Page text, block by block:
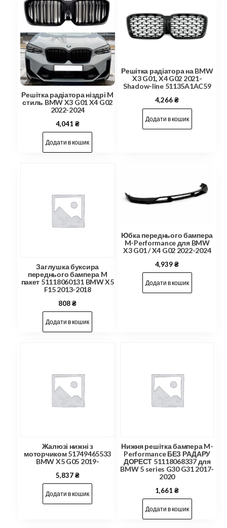
Решітка радіатора ніздрі M
стиль BMW X3 G01 X4 G02
2022-2024
4,041 ₴
Додати в кошик
Решітка радіатора на BMW
X3 G01, X4 G02 2021-
Shadow-line 51135A1AC59
4,266₴
Додати в кошик
Заглушка буксира
переднього бампера M
пакет 51118060131 BMW X5
F15 2013-2018
808₴
Додати в кошик
Юбка переднього бампера
M-Performance для BMW
X3 G01 / X4 G02 2022-2024
4,939₴
Додати в кошик
Жалюзі нижні з
моторчиком 51749465533
BMW X5 G05 2019-
5,837₴
Додати в кошик
Нижня решітка бампера M-
Performance БЕЗ РАДАРУ
ДОРЕСТ 51118068337 для
BMW 5 series G30 G31 2017-
2020
1,661₴
Додати в кошик